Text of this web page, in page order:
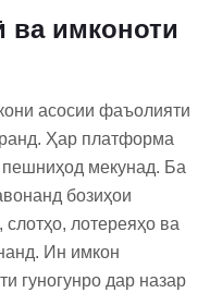
ва имконоти
асосии фаъолияти
Ҳар платформа
пешниҳод мекунад. Ба
бозиҳои
слотҳо, лотереяҳо ва
Ин имкон
гуногунро дар назар